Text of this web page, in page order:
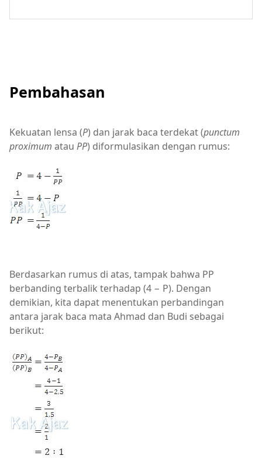
Pembahasan
Kekuatan lensa (P) dan jarak baca terdekat (punctum
proximum atau PP) diformulasikan dengan rumus:
Berdasarkan rumus di atas, tampak bahwa PP
berbanding terbalik terhadap (4 − P). Dengan
demikian, kita dapat menentukan perbandingan
antara jarak baca mata Ahmad dan Budi sebagai
berikut: